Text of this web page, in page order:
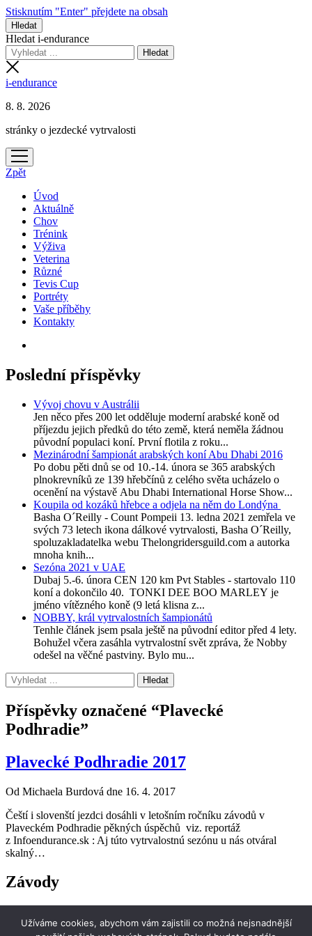
Stisknutím "Enter" přejdete na obsah
Hledat
Hledat i-endurance
i-endurance
8. 8. 2026
stránky o jezdecké vytrvalosti
otevřít
menu
Zpět
Úvod
Aktuálně
Chov
Trénink
Výživa
Veterina
Různé
Tevis Cup
Portréty
Vaše příběhy
Kontakty
Poslední příspěvky
Vývoj chovu v Austrálii
Jen něco přes 200 let odděluje moderní arabské koně od
příjezdu jejich předků do této země, která neměla žádnou
původní populaci koní. První flotila z roku...
Mezinárodní šampionát arabských koní Abu Dhabi 2016
Po dobu pěti dnů se od 10.-14. února se 365 arabských
plnokrevníků ze 139 hřebčínů z celého světa ucházelo o
ocenění na výstavě Abu Dhabi International Horse Show...
Koupila od kozáků hřebce a odjela na něm do Londýna
Basha O´Reilly - Count Pompeii 13. ledna 2021 zemřela ve
svých 73 letech ikona dálkové vytrvalosti, Basha O´Reilly,
spoluzakladatelka webu Thelongridersguild.com a autorka
mnoha knih...
Sezóna 2021 v UAE
Dubaj 5.-6. února CEN 120 km Pvt Stables - startovalo 110
koní a dokončilo 40. TONKI DEE BOO MARLEY je
jméno vítězného koně (9 letá klisna z...
NOBBY, král vytrvalostních šampionátů
Tenhle článek jsem psala ještě na původní editor před 4 lety.
Bohužel včera zasáhla vytrvalostní svět zpráva, že Nobby
odešel na věčné pastviny. Bylo mu...
Příspěvky označené “Plavecké
Podhradie”
Plavecké Podhradie 2017
Od Michaela Burdová dne 16. 4. 2017
Čeští i slovenští jezdci dosáhli v letošním ročníku závodů v
Plaveckém Podhradie pěkných úspěchů viz. reportáž
z Infoendurance.sk : Aj túto vytrvalostnú sezónu u nás otváral
skalný…
Závody
Užíváme cookies, abychom vám zajistili co možná nejsnadnější